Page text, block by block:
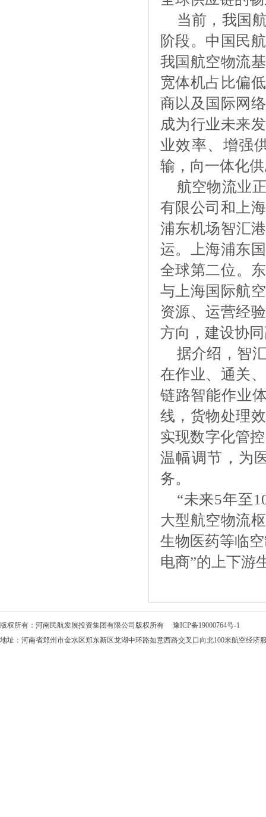
当前，我国
阶段。中国民
我国航空物流
宽体机占比偏
商以及国际网
成为行业未来
业效率、增强
输，向一体化
航空物流业
有限公司和上
浦东机场智汇
运。上海浦东
全球第二位。
与上海国际航
资源、运营经
方向，建设协
据介绍，智
在作业、通关
链路智能作业
线，货物处理
实现数字化管
温幅调节，为
务。
“未来5年至
大型航空物流
生物医药等临
电商”的上下游
版权所有：河南民航发展投资集团有限公司版权所有 豫ICP备19000764号-1
地址：河南省郑州市金水区郑东新区龙湖中环路如意西路交叉口向北100米航空经济